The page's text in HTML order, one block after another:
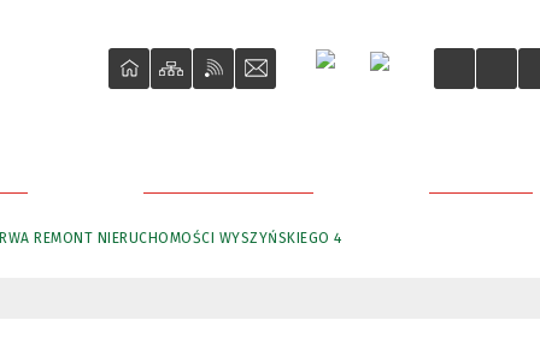
REMONT NIERUCHOMOŚCI WYSZYŃSKIEGO 4